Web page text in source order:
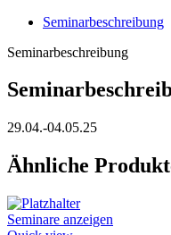
Seminarbeschreibung
Seminarbeschreibung
29.04.-04.05.25
Ähnliche
Seminare anzeigen